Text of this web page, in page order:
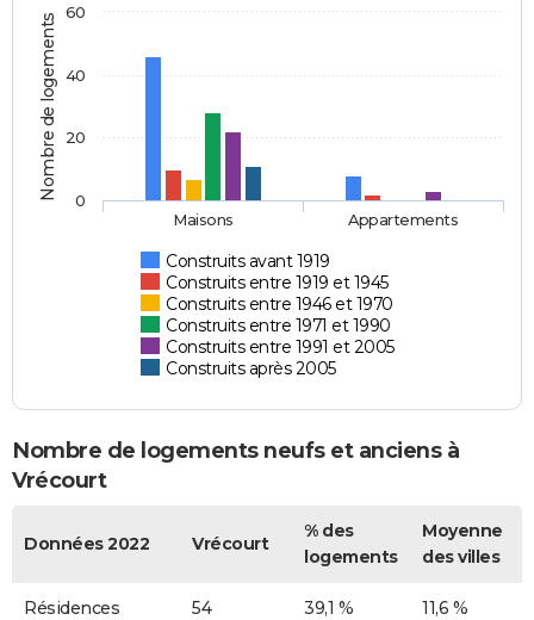
Nombre de logements
Construits avant 1919
Construits entre 1919 et 1945
Construits entre 1946 et 1970
Construits entre 1971 et 1990
Construits entre 1991 et 2005
Construits après 2005
Maisons Appartements
0
20
40
60
Nombre de logements neufs et anciens à
Vrécourt
Données 2022 Vrécourt
% des
logements
Moyenne
des villes
Résidences
54 39,1 % 11,6 %